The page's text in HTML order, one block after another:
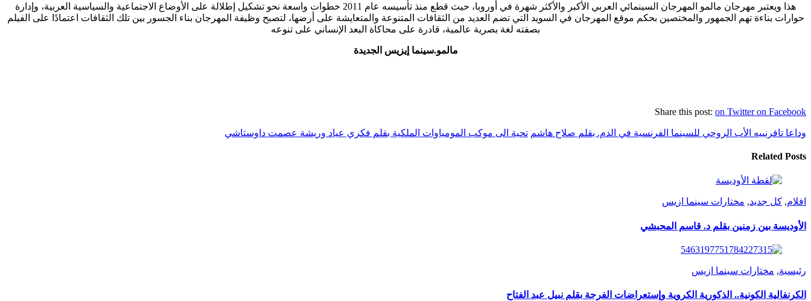
هذا ويعتبر مهرجان مالمو المهرجان السينمائي العربي الأكبر والأكثر شهرة في أوروبا، حيث قطع منذ تأسيسه عام 2011 خطوات واسعة نحو تشكيل إطلالة على الأوضاع الاجتماعية والسياسية العربية، وإدارة
حوارات بناءة تهم الجمهور والمختصين بحكم موقع المهرجان في السويد التي تضم العديد من الثقافات المتنوعة والمتعايشة على أرضها، لتصبح وظيفة المهرجان بناء الجسور بين تلك الثقافات اعتمادًا على الفيلم
بصفته لغة بصرية عالمية، قادرة على محاكاة البعد الإنساني على تنوعه
مالمو.سينما إيزيس الجديدة
Share this post: on Twitter on Facebook
وداعا تافرنييه الأب الروحي للسينما الفرنسية في الدم. بقلم صلاح هاشم تحية الى موكب المومياوات الملكية بقلم فكري عياد وريشة عصمت داوستاشي
Related Posts
افلام, كل جديد, مختارات سينما ازيس
الأوديسة بين زمنين بقلم د. قاسم المحبشي
رئيسية, مختارات سينما ازيس
الكرنفالية الكونية.. الذكورية الكروية وإستعراضات الفرجة بقلم نبيل عبد الفتاح